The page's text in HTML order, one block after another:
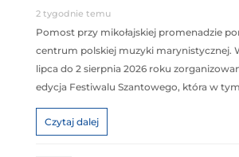
2 tygodnie temu
Pomost przy mikołajskiej promenadzie
centrum polskiej muzyki marynistycznej.
lipca do 2 sierpnia 2026 roku
edycja Festiwalu Szantowego, która w
Czytaj dalej